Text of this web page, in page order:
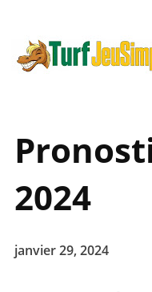
2024
janvier 29, 2024